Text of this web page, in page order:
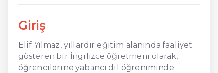
Giriş
Elif Yılmaz, yıllardır eğitim alanında faaliyet
gösteren bir İngilizce öğretmeni olarak,
öğrencilerine yabancı dil öğreniminde